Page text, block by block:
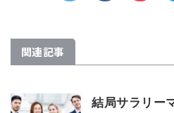
関連記事
結局サラリー